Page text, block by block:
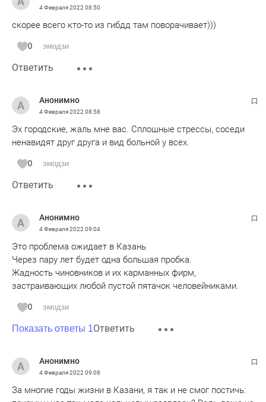
4 Февраля 2022 08:50
скорее всего кто-то из гибдд там поворачивает)))
0 эмодзи
Ответить
Анонимно
4 Февраля 2022 08:58
Эх городские, жаль мне вас. Сплошные стрессы, соседи
ненавидят друг друга и вид больной у всех.
0 эмодзи
Ответить
Анонимно
4 Февраля 2022 09:04
Это проблема ожидает в Казань
Через пару лет будет одна большая пробка.
Жадность чиновников и их карманных фирм,
застраивающих любой пустой пятачок человейниками.
0 эмодзи
Показать ответы 1Ответить
Анонимно
4 Февраля 2022 09:08
За многие годы жизни в Казани, я так и не смог постичь: